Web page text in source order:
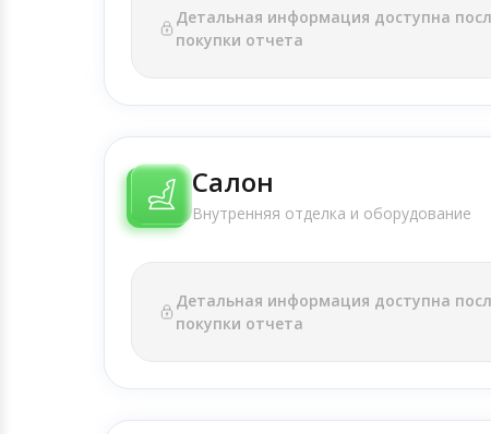
Детальная информация доступна
покупки отчета
Салон
Внутренняя отделка и оборудование
Детальная информация доступна
покупки отчета